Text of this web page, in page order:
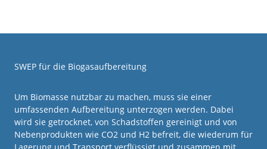
SWEP für die Biogasaufbereitung
Um Biomasse nutzbar zu machen, muss sie einer
umfassenden Aufbereitung unterzogen werden. Dabei
wird sie getrocknet, von Schadstoffen gereinigt und von
Nebenprodukten wie CO2 und H2 befreit, die wiederum für